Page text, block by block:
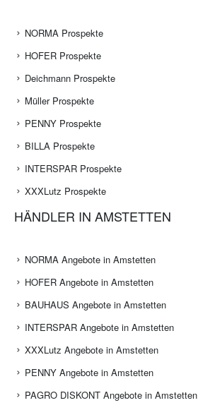
NORMA Prospekte
HOFER Prospekte
Deichmann Prospekte
Müller Prospekte
PENNY Prospekte
BILLA Prospekte
INTERSPAR Prospekte
XXXLutz Prospekte
HÄNDLER IN AMSTETTEN
NORMA Angebote in Amstetten
HOFER Angebote in Amstetten
BAUHAUS Angebote in Amstetten
INTERSPAR Angebote in Amstetten
XXXLutz Angebote in Amstetten
PENNY Angebote in Amstetten
PAGRO DISKONT Angebote in Amstetten